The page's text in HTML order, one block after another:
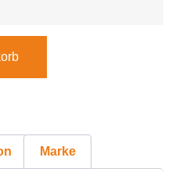
Marke